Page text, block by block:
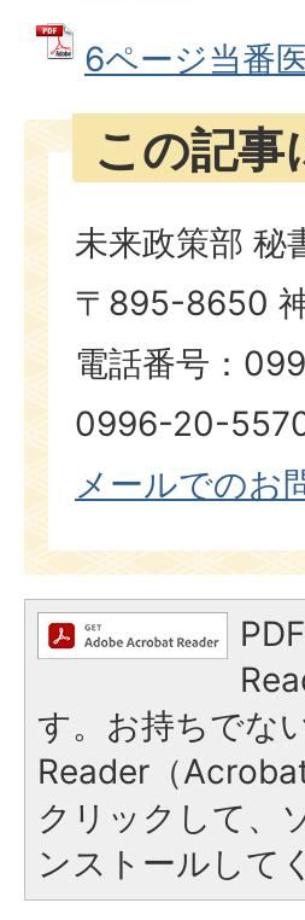
6ページ当番
この記事
未来政策部 秘
〒895-8650
電話番号：
0996-20-
メールでのお
す。お持ちでな
Reader（
クリックして、
ンストールして